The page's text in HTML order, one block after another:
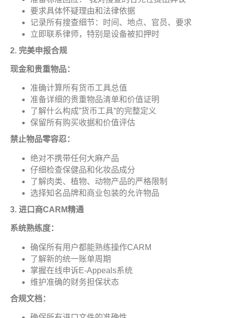
要求具体怀疑理由和法律依据
记录所有搜查细节：时间、地点、官员、要求
立即联系律师，特别是设备被扣押时
2. 完美申报合规
现金和贵重物品：
准确计算所有货币工具总值
准备详细的贵重物品清单和价值证明
了解什么构成”货币工具”的完整定义
保留所有购买收据和价值评估
禁止物品零容忍：
绝对不携带任何大麻产品
仔细检查保健品和化妆品成分
了解肉类、植物、动物产品的严格限制
选择知名品牌和商业包装的允许物品
3. 进口商CARM精通
系统熟练度：
确保所有用户都能熟练操作CARM
了解新的统一账单周期
掌握在线申诉E-Appeals系统
维护准确的财务担保状态
合规文档：